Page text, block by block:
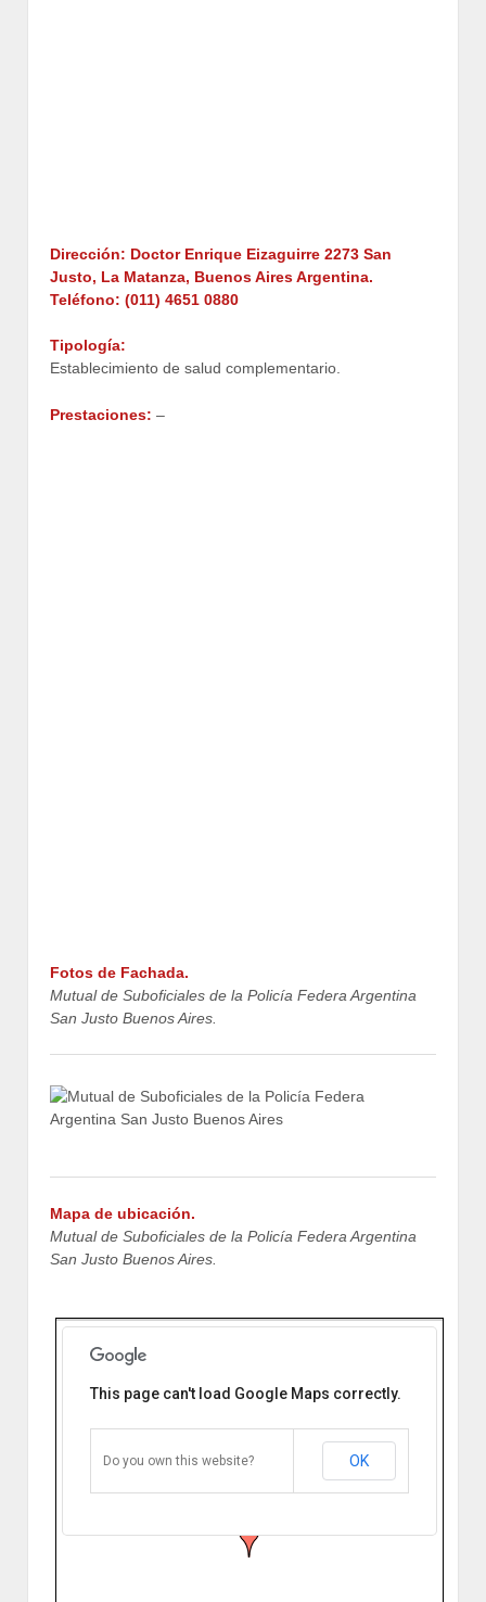
Dirección: Doctor Enrique Eizaguirre 2273 San
Justo, La Matanza, Buenos Aires Argentina.
Teléfono: (011) 4651 0880
Tipología:
Establecimiento de salud complementario.
Prestaciones: –
Fotos de Fachada.
Mutual de Suboficiales de la Policía Federa Argentina
San Justo Buenos Aires.
Mapa de ubicación.
Mutual de Suboficiales de la Policía Federa Argentina
San Justo Buenos Aires.
Mutual de Sub. de la P.F.A. San
Dr. Enrique Eizaguirre 2273 B1754FLY
San Justo, Buenos Aires, Argentina
This page can't load Google Maps correctly.
Do you own this website? OK